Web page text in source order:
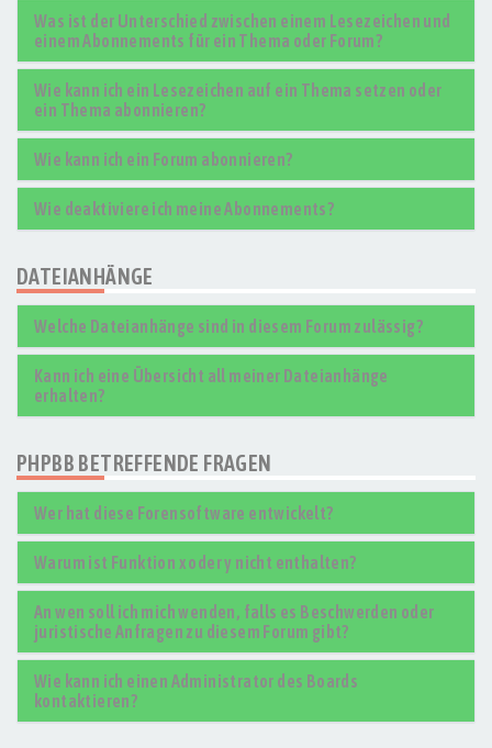
Was ist der Unterschied zwischen einem Lesezeichen und
einem Abonnements für ein Thema oder Forum?
Wie kann ich ein Lesezeichen auf ein Thema setzen oder
ein Thema abonnieren?
Wie kann ich ein Forum abonnieren?
Wie deaktiviere ich meine Abonnements?
DATEIANHÄNGE
Welche Dateianhänge sind in diesem Forum zulässig?
Kann ich eine Übersicht all meiner Dateianhänge
erhalten?
PHPBB BETREFFENDE FRAGEN
Wer hat diese Forensoftware entwickelt?
Warum ist Funktion x oder y nicht enthalten?
An wen soll ich mich wenden, falls es Beschwerden oder
juristische Anfragen zu diesem Forum gibt?
Wie kann ich einen Administrator des Boards
kontaktieren?